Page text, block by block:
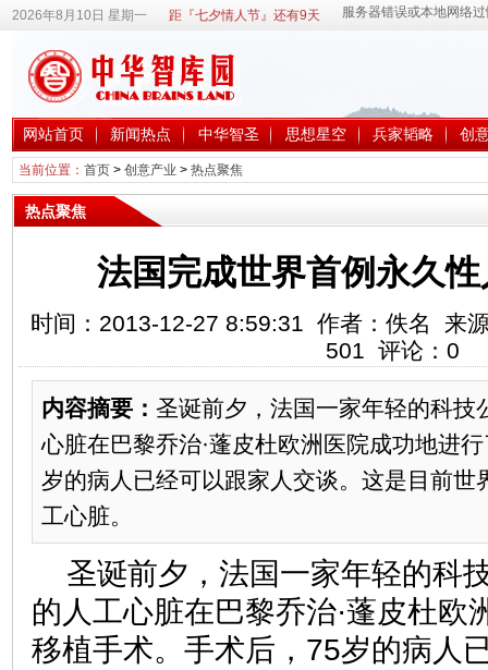
2026年8月10日 星期一 距『七夕情人节』还有9天
网站首页 新闻热点 中华智圣 思想星空 兵家韬略 创
当前位置： 首页> 创意产业 > 热点聚焦
热点聚焦
法国完成世界首例永久
时间：2013-12-27 8:59:31 作者：佚名 来
501 评论： 0
内容摘要： 圣诞前夕，法国一家年轻的科技
心脏在巴黎乔治·蓬皮杜欧洲医院成功地进
岁的病人已经可以跟家人交谈。这是目前世
工心脏。
圣诞前夕，法国一家年轻的科
的人工心脏在巴黎乔治·蓬皮杜欧
移植手术。手术后，75岁的病人